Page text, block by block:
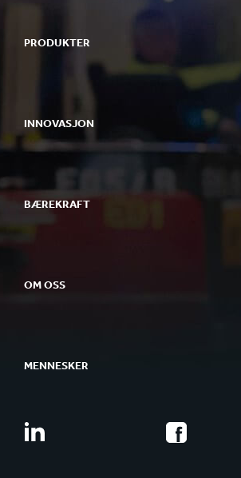
PRODUKTER
INNOVASJON
BÆREKRAFT
OM OSS
MENNESKER